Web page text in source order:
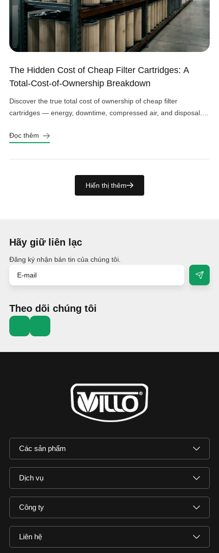
The Hidden Cost of Cheap Filter Cartridges: A
Total-Cost-of-Ownership Breakdown
Discover the true total cost of ownership of cheap filter
cartridges — energy, downtime, compressed air, and disposal.
Đọc thêm
Hiển thị thêm
Hãy giữ liên lạc
Đăng ký nhận bản tin của chúng tôi.
Theo dõi chúng tôi
Các sản phẩm
Dịch vụ
Công ty
Liên hệ